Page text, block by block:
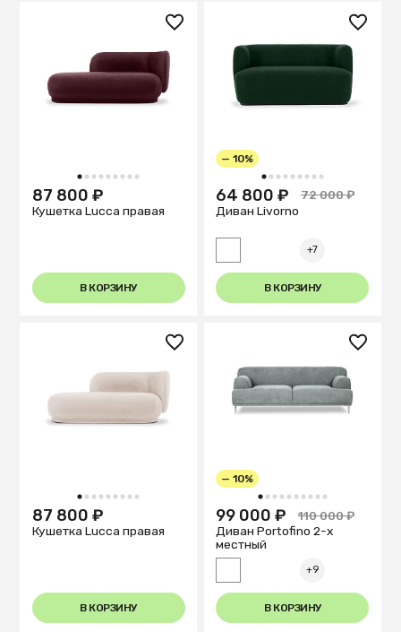
1 2 3 4 5 6 7 8 9
87 800 ₽
Кушетка Lucca правая
В КОРЗИНУ
1 2 3 4 5 6 7 8 9
— 10%
64 800 ₽
72 000 ₽
Диван Livorno
+7
В КОРЗИНУ
1 2 3 4 5 6 7 8 9
87 800 ₽
Кушетка Lucca правая
В КОРЗИНУ
1 2 3 4 5 6 7 8 9 10
— 10%
99 000 ₽
110 000 ₽
Диван Portofino 2-х
местный
+9
В КОРЗИНУ